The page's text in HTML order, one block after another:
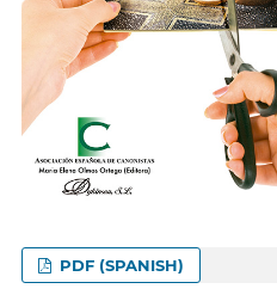
PDF (SPANISH)